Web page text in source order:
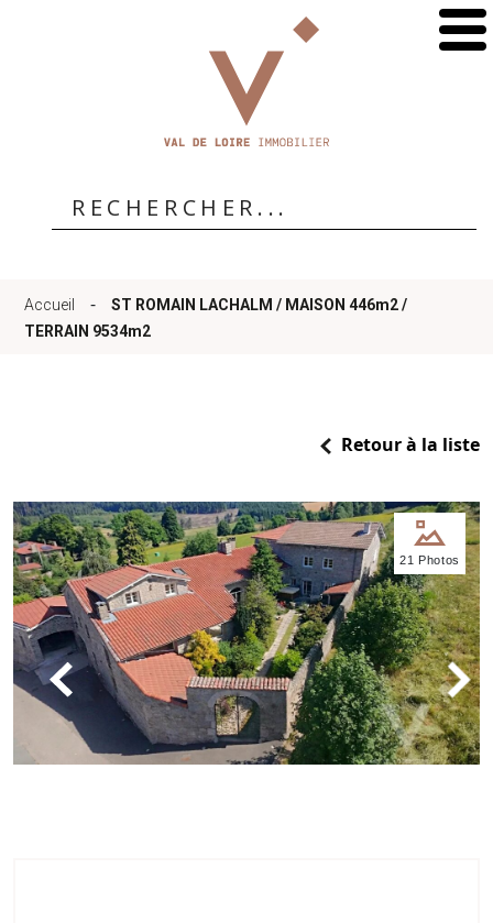
Accueil -
ST ROMAIN LACHALM / MAISON 446m2 /
TERRAIN 9534m2
Retour à la liste
21 Photos
nous
Nos
bureaux
Services
Biens